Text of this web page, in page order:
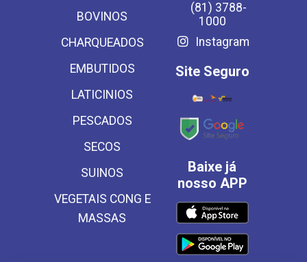
BOVINOS
CHARQUEADOS
EMBUTIDOS
LATICINIOS
PESCADOS
SECOS
SUINOS
VEGETAIS CONG E
MASSAS
(81) 3788-
1000
Instagram
Site Seguro
Baixe já
nosso APP